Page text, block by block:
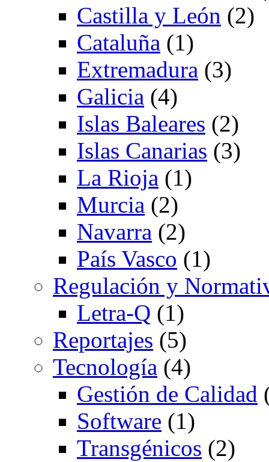
Castilla y León (2)
Cataluña (1)
Extremadura (3)
Galicia (4)
Islas Baleares (2)
Islas Canarias (3)
La Rioja (1)
Murcia (2)
Navarra (2)
País Vasco (1)
Regulación y
Letra-Q (1)
Reportajes (5)
Tecnología (4)
Gestión de Calidad
Software (1)
Transgénicos (2)